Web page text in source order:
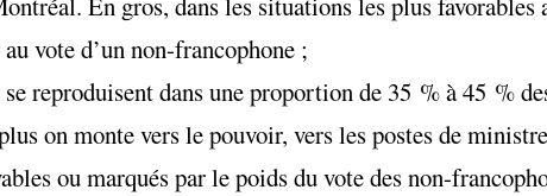
vote d’un non-francophone ;
reproduisent dans une proportion de 35 % à 45 %
on monte vers le pouvoir, vers les postes de
ou marqués par le poids du vote des non-